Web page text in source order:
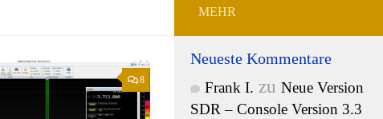
8
MEHR
Neueste Kommentare
Frank I. zu Neue Version
SDR – Console Version 3.3